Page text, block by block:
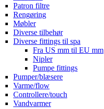
Patron filtre
Rengøring
Møbler
Diverse tilbehør
Diverse fittings til spa
Fra US mm til EU mm
Nipler
Pumpe fittings
Pumper/blæsere
Varme/flow
Controllere/touch
Vandvarmer